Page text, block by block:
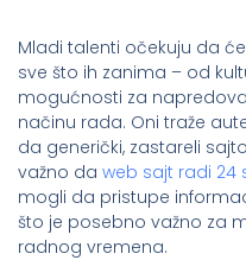
Mladi talenti očekuju da
sve što ih zanima – od
mogućnosti za
načinu rada. Oni traže
da generički, zastareli
važno da web sajt radi 24
mogli da pristupe
što je posebno važno za
radnog vremena.